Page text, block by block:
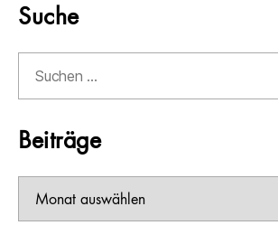
Suche
nach:
Beiträge